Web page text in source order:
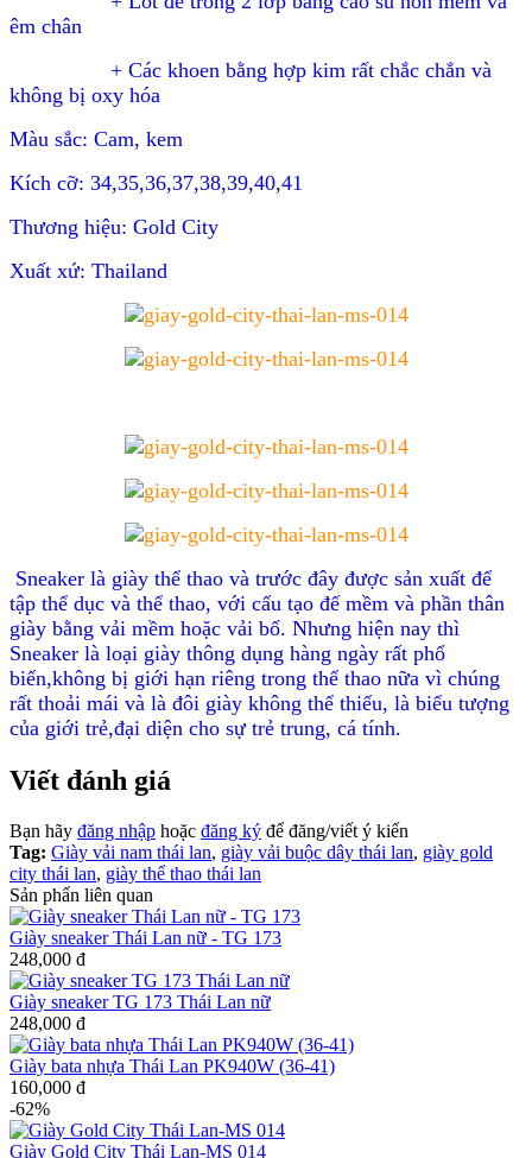
êm chân
+ Các khoen bằng hợp kim rất chắc chắn và
không bị oxy hóa
Màu sắc: Cam, kem
Kích cỡ: 34,35,36,37,38,39,40,41
Thương hiệu: Gold City
Xuất xứ: Thailand
Sneaker là giày thể thao và trước đây được sản xuất để
tập thể dục và thể thao, với cấu tạo đế mềm và phần thân
giày bằng vải mềm hoặc vải bố. Nhưng hiện nay thì
Sneaker là loại giày thông dụng hàng ngày rất phổ
biến,không bị giới hạn riêng trong thể thao nữa vì chúng
rất thoải mái và là đôi giày không thể thiếu, là biểu tượng
của giới trẻ,đại diện cho sự trẻ trung, cá tính.
Viết đánh giá
Bạn hãy đăng nhập hoặc đăng ký để đăng/viết ý kiến
Tag: Giày vải nam thái lan, giày vải buộc dây thái lan, giày gold
city thái lan, giày thể thao thái lan
Sản phẩn liên quan
Giày sneaker Thái Lan nữ - TG 173
248,000 đ
Giày sneaker TG 173 Thái Lan nữ
248,000 đ
Giày bata nhựa Thái Lan PK940W (36-41)
160,000 đ
-62%
Giày Gold City Thái Lan-MS 014